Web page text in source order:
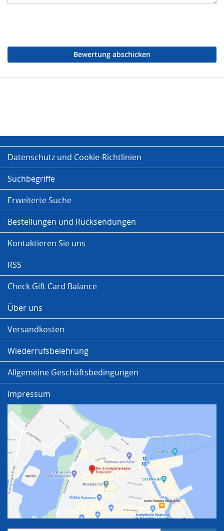
Bewertung abschicken
Datenschutz und Cookie-Richtlinien
Suchbegriffe
Erweiterte Suche
Bestellungen und Rücksendungen
Kontaktieren Sie uns
RSS
Check Gift Card Balance
Über uns
Versandkosten
Wiederrufsbelehrung
Allgemeine Geschäftsbedingungen
Impressum